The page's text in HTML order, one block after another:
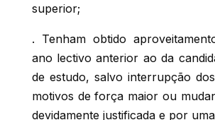
superior;
. Tenham obtido
ano lectivo anterior ao da
de estudo, salvo interrupção
motivos de força maior ou
devidamente justificada e por